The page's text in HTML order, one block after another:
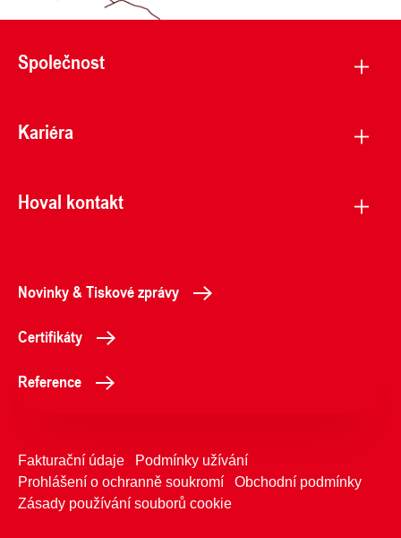
Společnost
Kariéra
Hoval kontakt
Novinky & Tiskové zprávy
Certifikáty
Reference
Fakturační údaje
Podmínky užívání
Prohlášení o ochranně soukromí
Obchodní podmínky
Zásady používání souborů cookie